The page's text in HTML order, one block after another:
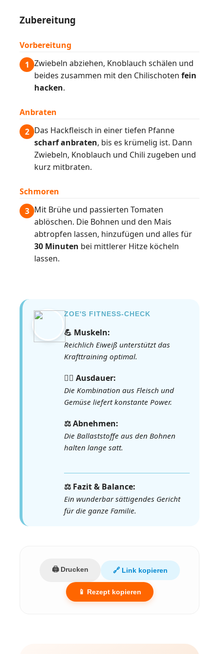
Zubereitung
Vorbereitung
1 Zwiebeln abziehen, Knoblauch schälen und
beides zusammen mit den Chilischoten fein
hacken.
Anbraten
2 Das Hackfleisch in einer tiefen Pfanne
scharf anbraten, bis es krümelig ist. Dann
Zwiebeln, Knoblauch und Chili zugeben und
kurz mitbraten.
Schmoren
3 Mit Brühe und passierten Tomaten
ablöschen. Die Bohnen und den Mais
abtropfen lassen, hinzufügen und alles für
30 Minuten bei mittlerer Hitze köcheln
lassen.
ZOE'S FITNESS-CHECK
💪 Muskeln:
Reichlich Eiweiß unterstützt das
Krafttraining optimal.
🏃‍♀️ Ausdauer:
Die Kombination aus Fleisch und
Gemüse liefert konstante Power.
⚖️ Abnehmen:
Die Ballaststoffe aus den Bohnen
halten lange satt.
⚖️ Fazit & Balance:
Ein wunderbar sättigendes Gericht
für die ganze Familie.
🖨️ Drucken 🔗 Link kopieren
📱 Rezept kopieren